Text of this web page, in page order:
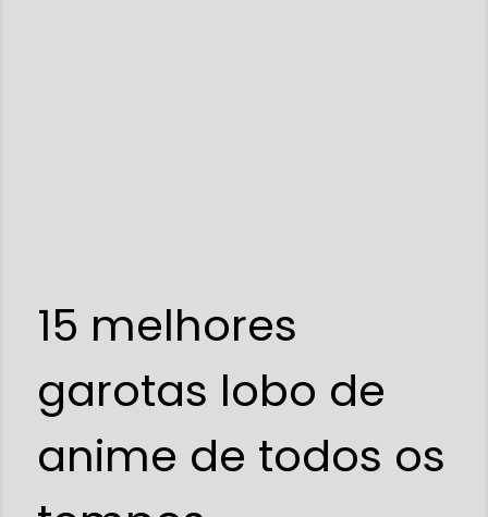
15 melhores
garotas lobo de
anime de todos os